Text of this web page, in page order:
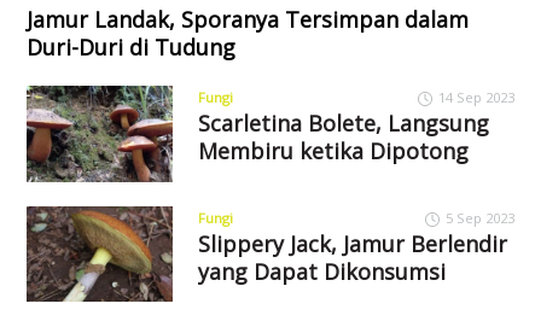
Jamur Landak, Sporanya Tersimpan dalam
Duri-Duri di Tudung
Fungi 14 Sep 2023
Scarletina Bolete, Langsung
Membiru ketika Dipotong
Fungi 5 Sep 2023
Slippery Jack, Jamur Berlendir
yang Dapat Dikonsumsi